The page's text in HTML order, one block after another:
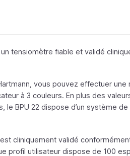
tensiomètre fiable et validé
vous pouvez effectuer
à 3 couleurs. En plus des
le BPU 22 dispose d’un système
cliniquement validé
profil utilisateur dispose de 100